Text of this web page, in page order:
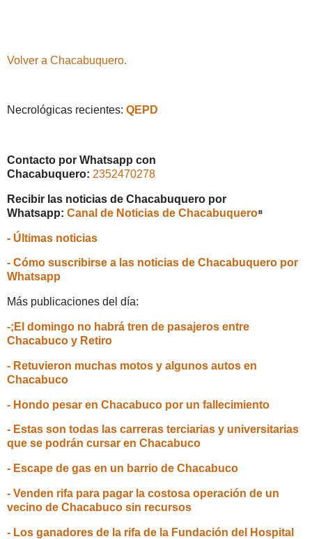
Volver a Chacabuquero.
Necrológicas recientes: QEPD
Contacto por Whatsapp con
Chacabuquero: 2352470278
Recibir las noticias de Chacabuquero por
Whatsapp: Canal de Noticias de Chacabuquero⁸
- Últimas noticias
- Cómo suscribirse a las noticias de Chacabuquero por
Whatsapp
Más publicaciones del día:
-;El domingo no habrá tren de pasajeros entre
Chacabuco y Retiro
- Retuvieron muchas motos y algunos autos en
Chacabuco
- Hondo pesar en Chacabuco por un fallecimiento
- Estas son todas las carreras terciarias y universitarias
que se podrán cursar en Chacabuco
- Escape de gas en un barrio de Chacabuco
- Venden rifa para pagar la costosa operación de un
vecino de Chacabuco sin recursos
- Los ganadores de la rifa de la Fundación del Hospital